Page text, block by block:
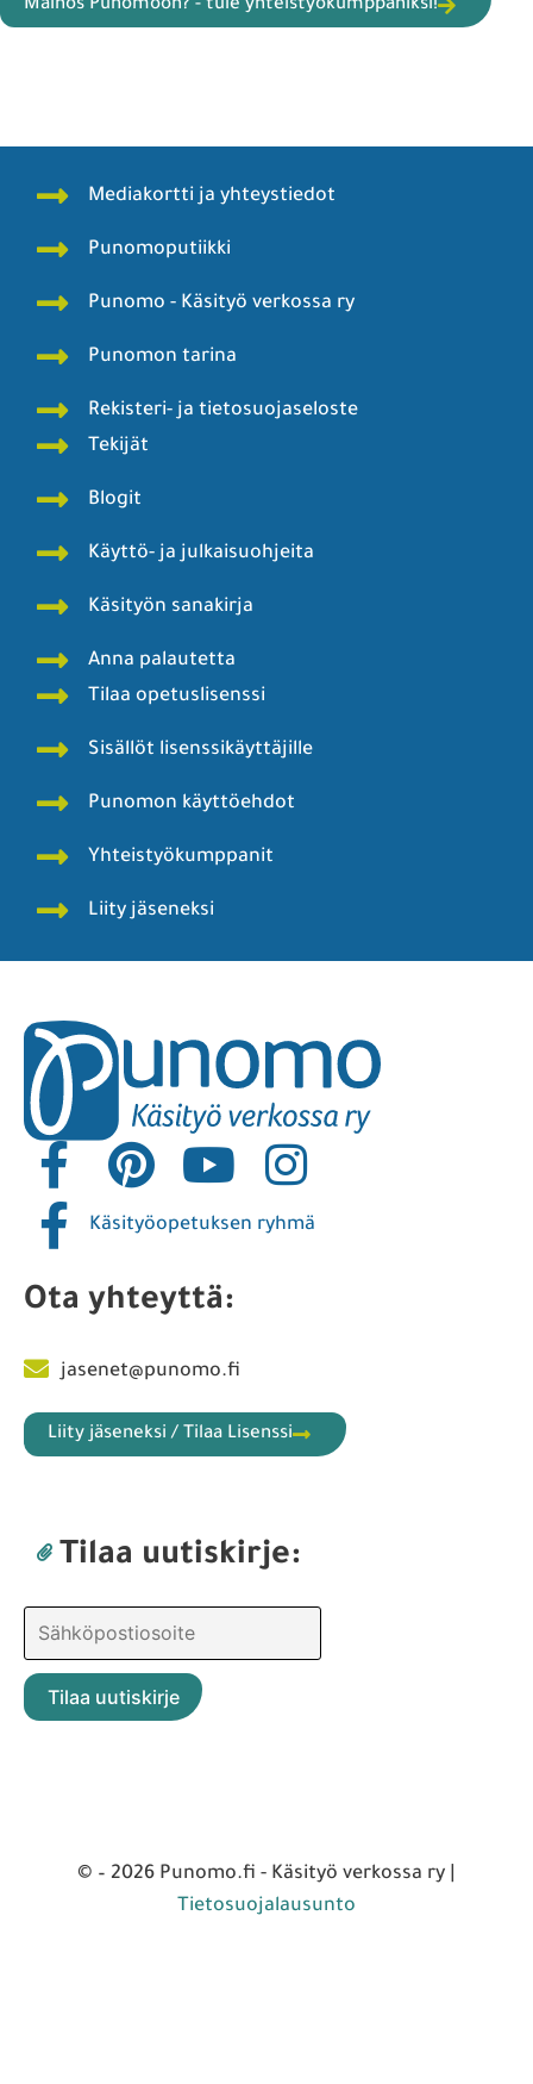
Mainos Punomoon? - tule yhteistyökumppaniksi!
Mediakortti ja yhteystiedot
Punomoputiikki
Punomo - Käsityö verkossa ry
Punomon tarina
Rekisteri- ja tietosuojaseloste
Tekijät
Blogit
Käyttö- ja julkaisuohjeita
Käsityön sanakirja
Anna palautetta
Tilaa opetuslisenssi
Sisällöt lisenssikäyttäjille
Punomon käyttöehdot
Yhteistyökumppanit
Liity jäseneksi
Käsityöopetuksen ryhmä
Ota yhteyttä:
jasenet@punomo.fi
Liity jäseneksi / Tilaa Lisenssi
Tilaa uutiskirje:
© – 2026 Punomo.fi - Käsityö verkossa ry |
Tietosuojalausunto